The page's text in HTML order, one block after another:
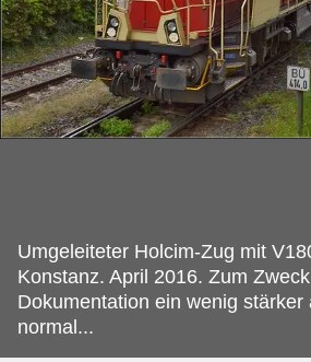
Umgeleiteter Holcim-Zug mit
Konstanz. April 2016. Zum
Dokumentation ein wenig stärker
normal...